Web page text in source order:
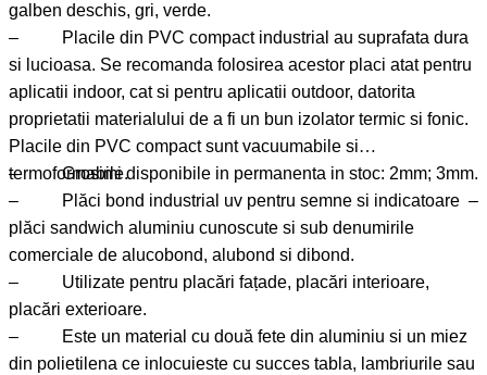
galben deschis, gri, verde.
– Placile din PVC compact industrial au suprafata dura
si lucioasa. Se recomanda folosirea acestor placi atat pentru
aplicatii indoor, cat si pentru aplicatii outdoor, datorita
proprietatii materialului de a fi un bun izolator termic si fonic.
Placile din PVC compact sunt vacuumabile si
termoformabile.
– Grosimi disponibile in permanenta in stoc: 2mm; 3mm.
– Plăci bond industrial uv pentru semne si indicatoare –
plăci sandwich aluminiu cunoscute si sub denumirile
comerciale de alucobond, alubond si dibond.
– Utilizate pentru placări fațade, placări interioare,
placări exterioare.
– Este un material cu două fete din aluminiu si un miez
din polietilena ce inlocuieste cu succes tabla, lambriurile sau